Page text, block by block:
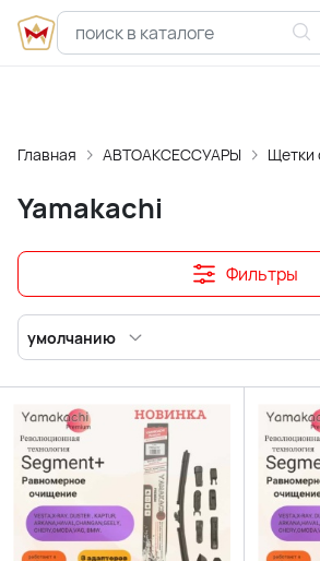
Главная АВТОАКСЕССУАРЫ Щетки
Yamakachi
Фильтры
умолчанию